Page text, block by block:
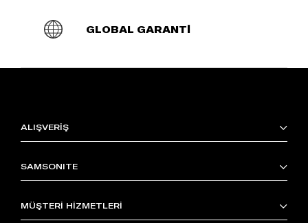
GLOBAL GARANTİ
ALIŞVERİŞ
SAMSONITE
MÜŞTERİ HİZMETLERİ